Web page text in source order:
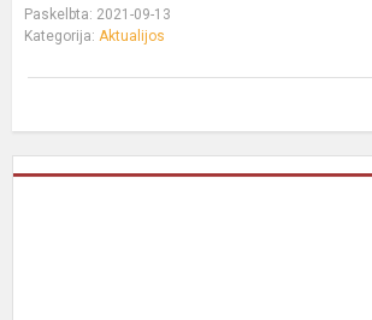
Paskelbta: 2021-09-13
Kategorija: Aktualijos